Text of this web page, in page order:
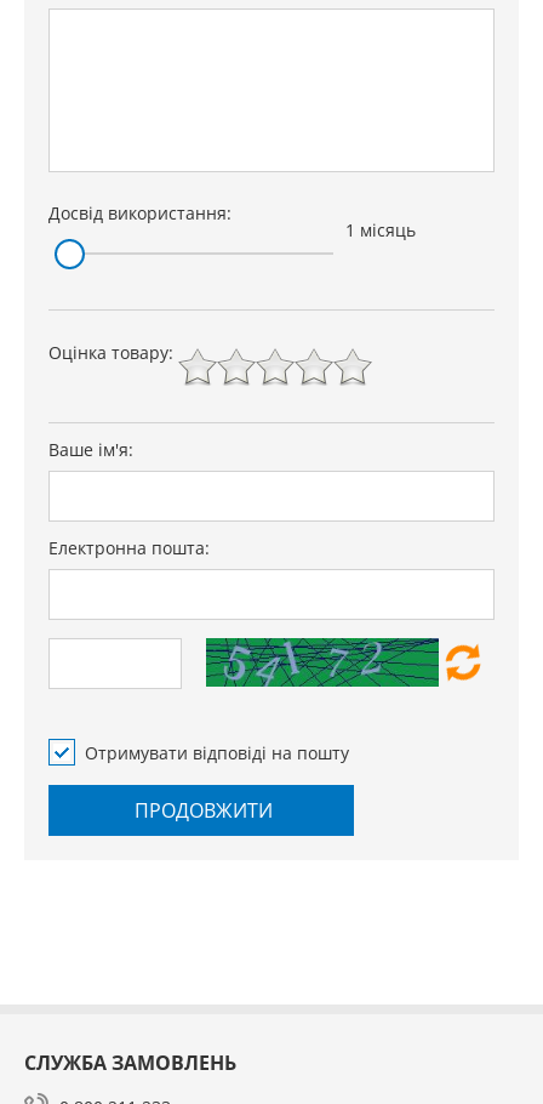
Досвід використання:
1 місяць
Оцінка товару:
Ваше ім'я:
Електронна пошта:
Отримувати відповіді на пошту
ПРОДОВЖИТИ
СЛУЖБА ЗАМОВЛЕНЬ